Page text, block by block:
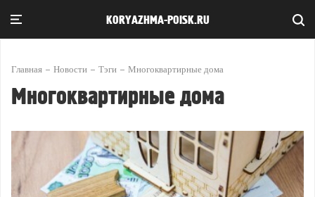
KORYAZHMA-POISK.RU
Главная Новости Тэги Многоквартирные дома
Многоквартирные дома